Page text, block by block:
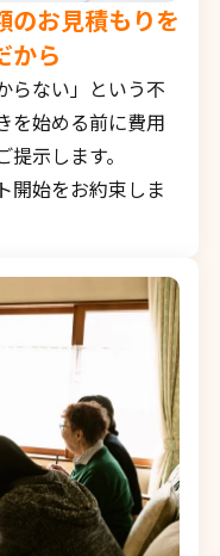
お見積もりを
から
らない」という不
を始める前に費用
示します。
開始をお約束しま